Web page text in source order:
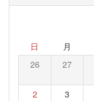
日 月
26 27
2 3